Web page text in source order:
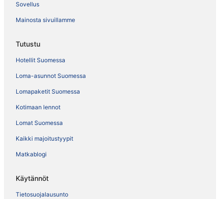
Sovellus
Mainosta sivuillamme
Tutustu
Hotellit Suomessa
Loma-asunnot Suomessa
Lomapaketit Suomessa
Kotimaan lennot
Lomat Suomessa
Kaikki majoitustyypit
Matkablogi
Käytännöt
Tietosuojalausunto